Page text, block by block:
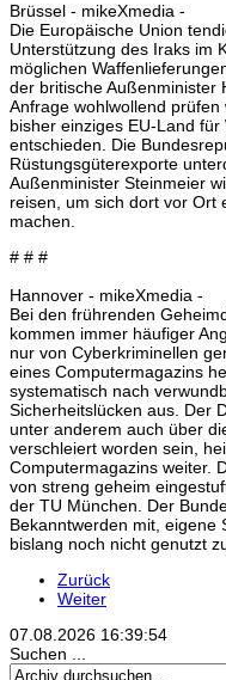
Brüssel - mikeXmedia -
Die Europäische Union
Unterstützung des Iraks im
möglichen
der britische Außenminister
Anfrage wohlwollend
bisher einziges EU-Land
entschieden. Die
Rüstungsgüterexporte
Außenminister Steinmeier
reisen, um sich dort vor Ort
machen.
# # #
Hannover - mikeXmedia -
Bei den frührenden
kommen immer häufiger
nur von Cyberkriminellen
eines Computermagazins
systematisch nach
Sicherheitslücken aus. Der
unter anderem auch über
verschleiert worden sein,
Computermagazins weiter.
von streng geheim
der TU München. Der
Bekanntwerden mit, eigene
bislang noch nicht genutzt
Zurück
Weiter
07.08.2026 16:39:55
Suchen ...